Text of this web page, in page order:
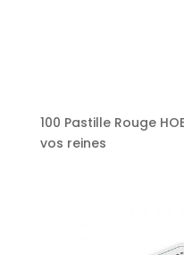
100 Pastille Rouge
vos reines